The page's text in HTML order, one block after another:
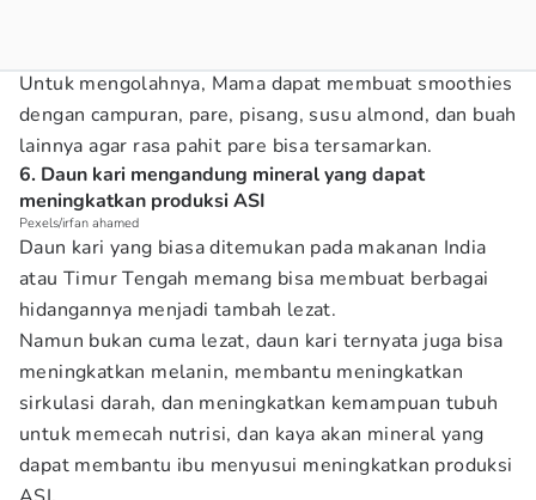
Untuk mengolahnya, Mama dapat membuat smoothies
dengan campuran, pare, pisang, susu almond, dan buah
lainnya agar rasa pahit pare bisa tersamarkan.
6. Daun kari mengandung mineral yang dapat
meningkatkan produksi ASI
Pexels/irfan ahamed
Daun kari yang biasa ditemukan pada makanan India
atau Timur Tengah memang bisa membuat berbagai
hidangannya menjadi tambah lezat.
Namun bukan cuma lezat, daun kari ternyata juga bisa
meningkatkan melanin, membantu meningkatkan
sirkulasi darah, dan meningkatkan kemampuan tubuh
untuk memecah nutrisi, dan kaya akan mineral yang
dapat membantu ibu menyusui meningkatkan produksi